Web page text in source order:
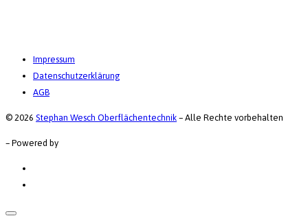
Impressum
Datenschutzerklärung
AGB
© 2026 Stephan Wesch Oberflächentechnik – Alle Rechte vorbehalten
– Powered by